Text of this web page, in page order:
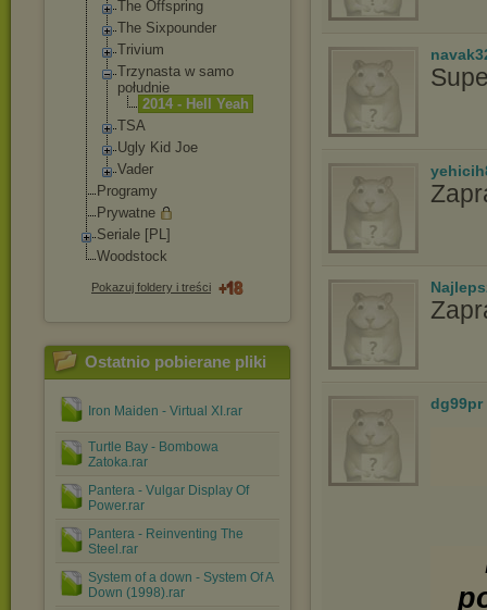
The Offspring
The Sixpounder
Trivium
Trzynasta w samo
południe
2014 - Hell Yeah
TSA
Ugly Kid Joe
Vader
Programy
Prywatne
Seriale [PL]
Woodstock
Pokazuj foldery i treści
Ostatnio pobierane pliki
Iron Maiden - Virtual XI.rar
Turtle Bay - Bombowa
Zatoka.rar
Pantera - Vulgar Display Of
Power.rar
Pantera - Reinventing The
Steel.rar
System of a down - System Of A
Down (1998).rar
dg99pr